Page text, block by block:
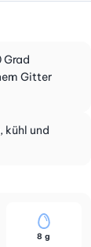
Grad
Gitter
kühl und
8 g